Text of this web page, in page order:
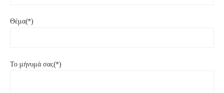
Θέμα(*)
Το μήνυμά σας(*)